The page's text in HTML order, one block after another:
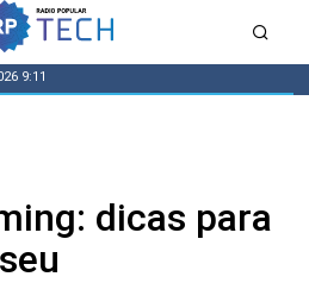
9:11
dicas para